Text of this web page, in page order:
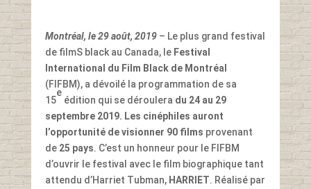
Montréal, le 29 août, 2019– Le plus grand festival
de filmS black au Canada, leFestival
International du Film Black de Montréal
(FIFBM), a dévoilé la programmation de sa
15
e
édition qui se déroulera du 24 au 29
septembre 2019. Les cinéphiles auront
l’opportunité de visionner 90 films provenant
de 25 pays. C’est un honneur pour le FIFBM
d’ouvrir le festival avec le film biographique tant
attendu d’Harriet Tubman, HARRIET. Réalisé par